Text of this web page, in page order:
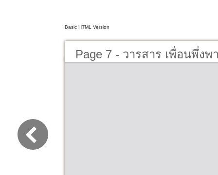
Basic HTML Version
Page 7 - วารสาร เพื่อนพึ่งพ